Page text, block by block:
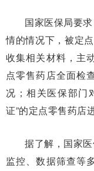
国家医保局要
情的情况下，被定
收集相关材料，主
点零售药店全面检
况；相关医保部门
证”的定点零售药店
据了解，国家
监控、数据筛查等